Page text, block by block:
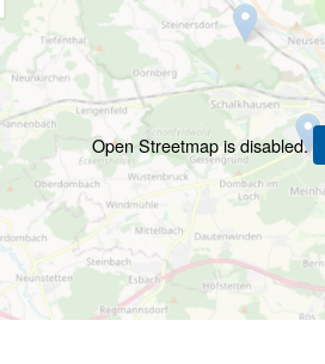
Open Streetmap is disabled.